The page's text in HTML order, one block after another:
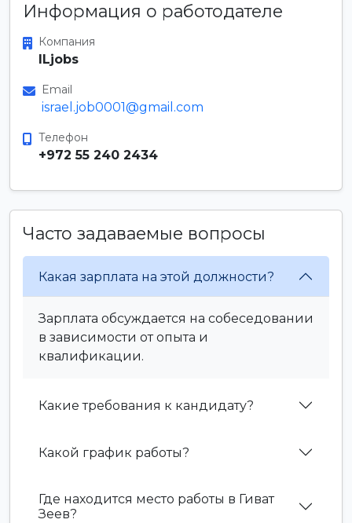
Информация о работодателе
Компания
ILjobs
Email
israel.job0001@gmail.com
Телефон
+972 55 240 2434
Часто задаваемые вопросы
Какая зарплата на этой должности?
Зарплата обсуждается на собеседовании
в зависимости от опыта и
квалификации.
Какие требования к кандидату?
Какой график работы?
Где находится место работы в Гиват
Зеев?